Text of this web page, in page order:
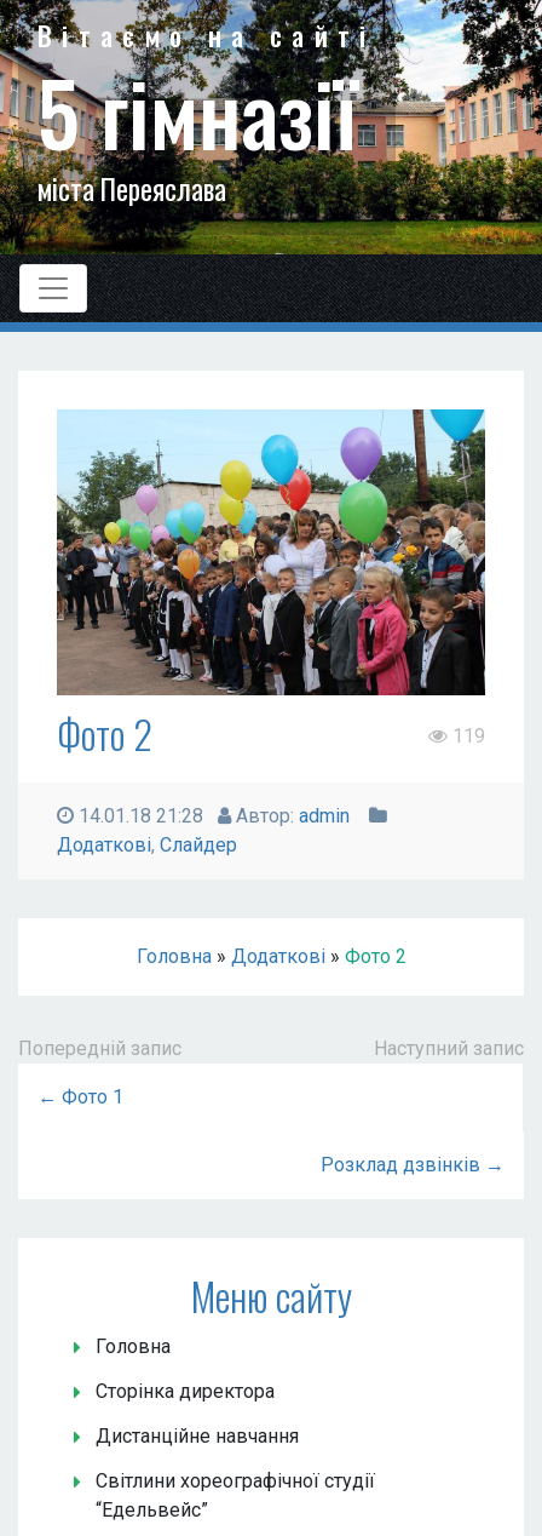
Вітаємо на сайті
5 гімназії
міста Переяслава
Фото 2 119
14.01.18 21:28 Автор: admin
Додаткові, Слайдер
Головна» Додаткові» Фото 2
Попередній запис Наступний запис
← Фото 1
Розклад дзвінків →
Меню сайту
Головна
Сторінка директора
Дистанційне навчання
Світлини хореографічної студії
“Едельвейс”